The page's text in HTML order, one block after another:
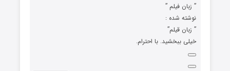
” زبان فیلم ”
نوشته شده :
” زبان قیلم”
خیلی ببخشید. با احترام.